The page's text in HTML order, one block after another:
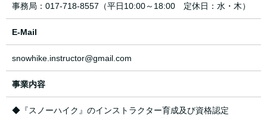
事務局：017-718-8557（平日10:00～18:00 定休日：水・木）
E-Mail
snowhike.instructor@gmail.com
事業内容
◆『スノーハイク』のインストラクター育成及び資格認定